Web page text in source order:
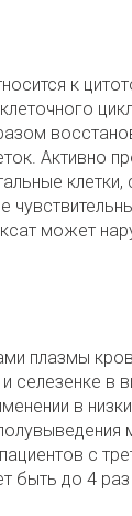
к
Активно
может
плазмы
селезенке в
в
с
быть до 4